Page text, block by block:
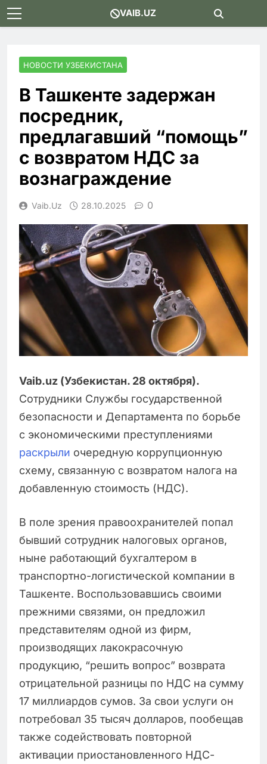
Skip
to
VAIB.UZ
НОВОСТИ УЗБЕКИСТАНА
В Ташкенте задержан
посредник,
предлагавший “помощь”
с возвратом НДС за
вознаграждение
Vaib.uz 28.10.2025 0
Vaib.uz (Узбекистан. 28 октября).
Сотрудники Службы государственной
безопасности и Департамента по борьбе
с экономическими преступлениями
раскрыли очередную коррупционную
схему, связанную с возвратом налога на
добавленную стоимость (НДС).
В поле зрения правоохранителей попал
бывший сотрудник налоговых органов,
ныне работающий бухгалтером в
транспортно-логистической компании в
Ташкенте. Воспользовавшись своими
прежними связями, он предложил
представителям одной из фирм,
производящих лакокрасочную
продукцию, “решить вопрос” возврата
отрицательной разницы по НДС на сумму
17 миллиардов сумов. За свои услуги он
потребовал 35 тысяч долларов, пообещав
также содействовать повторной
активации приостановленного НДС-